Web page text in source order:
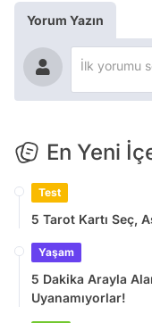
Yorum Yazın
En Yeni
Test
5 Tarot Kartı Seç,
Yaşam
5 Dakika Arayla
Uyanamıyorlar!